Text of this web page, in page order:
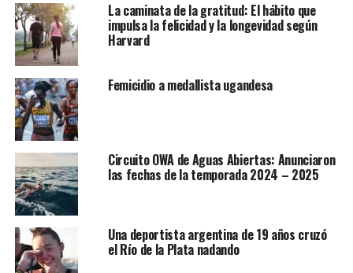
La caminata de la gratitud: El hábito que
impulsa la felicidad y la longevidad según
Harvard
Femicidio a medallista ugandesa
Circuito OWA de Aguas Abiertas: Anunciaron
las fechas de la temporada 2024 – 2025
Una deportista argentina de 19 años cruzó
el Río de la Plata nadando